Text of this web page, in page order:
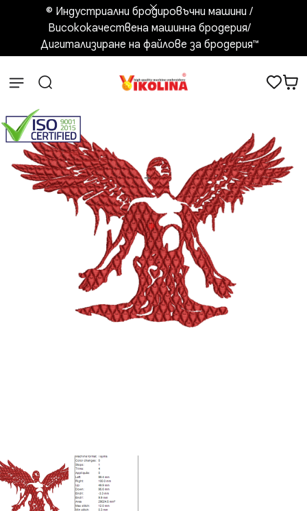
© Индустриални бродировъчни машини /
Висококачествена машинна бродерия/
Дигитализиране на файлове за бродерия™️